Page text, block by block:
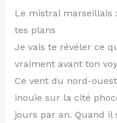
Le mistral marseillais
tes plans
Je vais te révéler ce
vraiment avant ton
Ce vent du nord-
inouïe sur la cité
jours par an. Quand il